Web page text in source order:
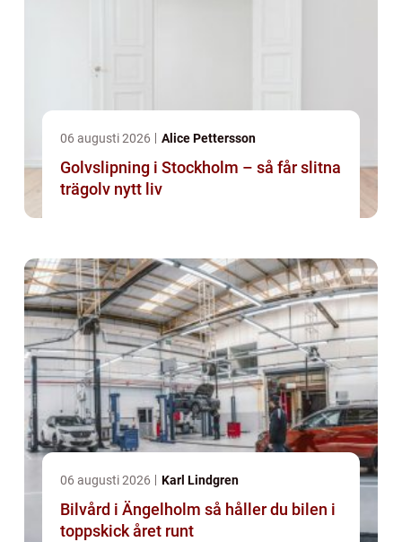
06 augusti 2026 Alice Pettersson
Golvslipning i Stockholm – så får slitna
trägolv nytt liv
06 augusti 2026 Karl Lindgren
Bilvård i Ängelholm så håller du bilen i
toppskick året runt